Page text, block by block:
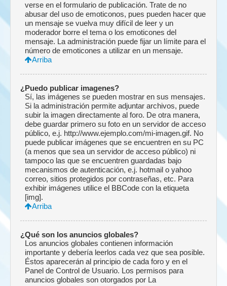
verse en el formulario de publicación. Trate de no
abusar del uso de emoticonos, pues pueden hacer que
un mensaje se vuelva muy difícil de leer y un
moderador borre el tema o los emoticones del
mensaje. La administración puede fijar un límite para el
número de emoticones a utilizar en un mensaje.
Arriba
¿Puedo publicar imagenes?
Sí, las imágenes se pueden mostrar en sus mensajes.
Si la administración permite adjuntar archivos, puede
subir la imagen directamente al foro. De otra manera,
debe guardar primero su foto en un servidor de acceso
público, e.j. http://www.ejemplo.com/mi-imagen.gif. No
puede publicar imágenes que se encuentren en su PC
(a menos que sea un servidor de acceso público) ni
tampoco las que se encuentren guardadas bajo
mecanismos de autenticación, e.j. hotmail o yahoo
correo, sitios protegidos por contraseñas, etc. Para
exhibir imágenes utilice el BBCode con la etiqueta
[img].
Arriba
¿Qué son los anuncios globales?
Los anuncios globales contienen información
importante y debería leerlos cada vez que sea posible.
Éstos aparecerán al principio de cada foro y en el
Panel de Control de Usuario. Los permisos para
anuncios globales son otorgados por La